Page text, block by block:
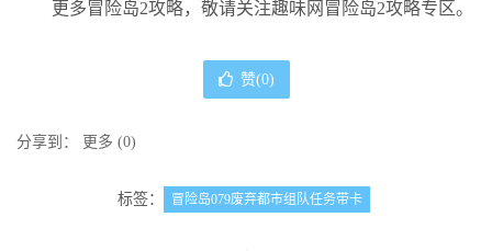
更多冒险岛2攻略，敬请关注趣味网冒险岛2攻略专区。
赞(0)
分享到： 更多 (0)
标签： 冒险岛079废弃都市组队任务带卡